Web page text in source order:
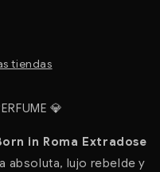
tiendas
💎
in Roma Extradose
absoluta, lujo rebelde y